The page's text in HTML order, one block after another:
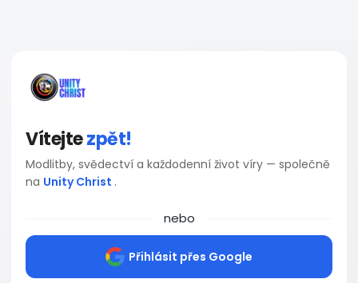
Vítejtezpět!
Modlitby, svědectví a každodenní život víry — společně
na Unity Christ .
nebo
Přihlásit přes Google